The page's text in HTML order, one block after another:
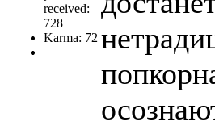
received:
728
Karma: 72